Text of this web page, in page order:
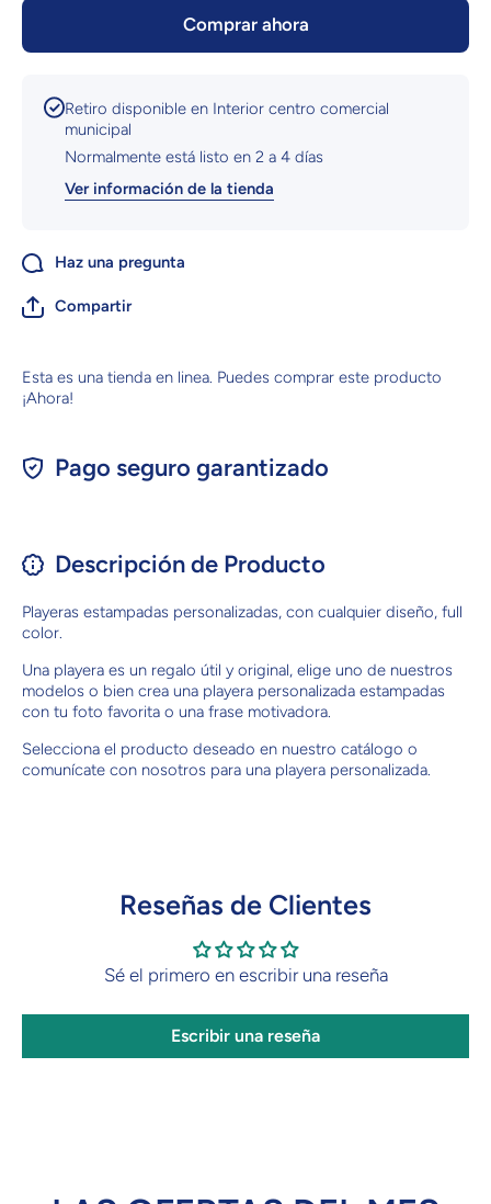
Comprar ahora
Retiro disponible en Interior centro comercial
municipal
Normalmente está listo en 2 a 4 días
Ver información de la tienda
Haz una pregunta
Compartir
Esta es una tienda en linea. Puedes comprar este producto
¡Ahora!
Pago seguro garantizado
Descripción de Producto
Playeras estampadas personalizadas, con cualquier diseño, full
color.
Una playera es un regalo útil y original, elige uno de nuestros
modelos o bien crea una playera personalizada estampadas
con tu foto favorita o una frase motivadora.
Selecciona el producto deseado en nuestro catálogo o
comunícate con nosotros para una playera personalizada.
Reseñas de Clientes
Sé el primero en escribir una reseña
Escribir una reseña